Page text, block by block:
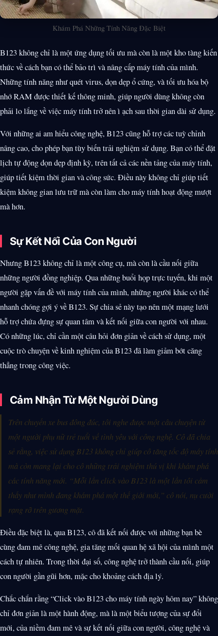
Khám Phá Những Tính Năng Đặc Biệt
B123 không chỉ là một ứng dụng tối ưu mà còn là một kho tàng kiến
thức về cách bạn có thể bảo trì và nâng cấp máy tính của mình.
Những tính năng như quét virus, dọn dẹp ổ cứng, và tối ưu hóa bộ
nhớ RAM được thiết kế thông minh, giúp người dùng không còn
phải lo lắng về việc máy tính trở nên ì ạch sau thời gian dài sử dụng.
Với những ai am hiểu công nghệ, B123 cũng hỗ trợ các tuỳ chỉnh
nâng cao, cho phép bạn tùy biến trải nghiệm sử dụng. Bạn có thể đặt
lịch tự động dọn dẹp định kỳ, trên tất cả các nền tảng của máy tính,
giúp tiết kiệm thời gian và công sức. Điều này không chỉ giúp tiết
kiệm không gian lưu trữ mà còn làm cho máy tính hoạt động mượt
mà hơn.
Sự Kết Nối Của Con Người
Nhưng B123 không chỉ là một công cụ, mà còn là cầu nối giữa
những người đồng nghiệp. Qua những buổi họp trực tuyến, khi một
người gặp vấn đề với máy tính của mình, những người khác có thể
nhanh chóng gợi ý về B123. Sự chia sẻ này tạo nên một mạng lưới
hỗ trợ chứa đựng sự quan tâm và kết nối giữa con người với nhau.
Có những lúc, chỉ cần một câu hỏi đơn giản về cách sử dụng, một
cuộc trò chuyện về kinh nghiệm của B123 đã làm giảm bớt căng
thẳng trong công việc.
Cảm Nhận Từ Một Người Dùng
Trên chuyến xe bus đông đúc, tôi nghe được một câu chuyện từ
một người phụ nữ trẻ tuổi về tình yêu với công nghệ. Cô đã chia
sẻ rằng, việc sử dụng B123 không chỉ giúp cô tăng tốc độ máy tính
mà còn mang lại cho cô những trải nghiệm thú vị khi khám phá
các tính năng mới. “Mỗi lần click vào B123 là một lần tôi cảm
thấy như mình đang khám phá một thế giới mới,” cô nói, nụ cười
rạng rỡ trên gương mặt.
Điều đặc biệt là, qua B123, cô đã kết nối được với những bạn bè
cùng đam mê công nghệ, gia tăng mối quan hệ xã hội của mình một
cách tự nhiên. Trong thời đại số, công nghệ trở thành cầu nối, giúp
con người gần gũi hơn, mặc cho khoảng cách địa lý.
Chắc chắn rằng “Click vào B123 cho máy tính ngày hôm nay” không
chỉ đơn giản là một hành động, mà là một biểu tượng của sự đổi
mới, của niềm đam mê và sự kết nối giữa con người, công nghệ và